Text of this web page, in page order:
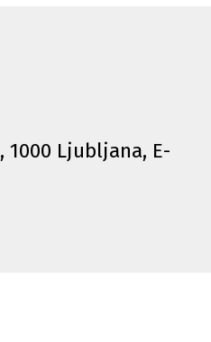
, 1000 Ljubljana, E-